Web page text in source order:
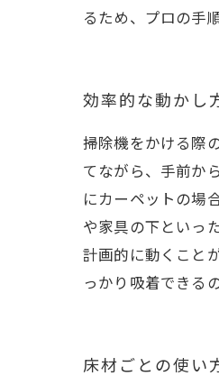
るため、プロの手
効率的な動かし
掃除機をかける際
てながら、手前か
にカーペットの場
や家具の下といっ
計画的に動くこと
っかり吸着できる
床材ごとの使い